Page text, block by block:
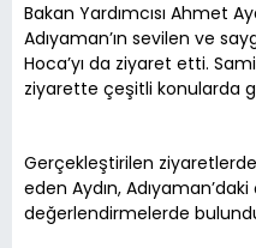
Bakan Yardımcısı Ahmet
Adıyaman’ın sevilen ve
Hoca’yı da ziyaret etti.
ziyarette çeşitli konularda
Gerçekleştirilen
eden Aydın,
değerlendirmelerde